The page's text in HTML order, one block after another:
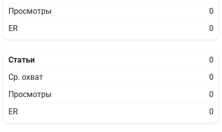
Просмотры
0
ER
0
Статьи
0
Ср. охват
0
Просмотры
0
ER
0